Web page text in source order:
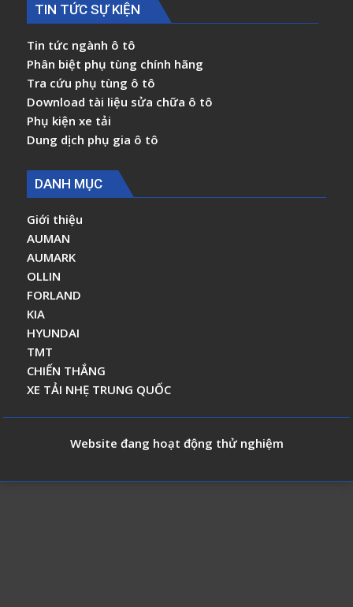
TIN TỨC SỰ KIỆN
Tin tức ngành ô tô
Phân biệt phụ tùng chính hãng
Tra cứu phụ tùng ô tô
Download tài liệu sửa chữa ô tô
Phụ kiện xe tải
Dung dịch phụ gia ô tô
DANH MỤC
Giới thiệu
AUMAN
AUMARK
OLLIN
FORLAND
KIA
HYUNDAI
TMT
CHIẾN THẮNG
XE TẢI NHẸ TRUNG QUỐC
Website đang hoạt động thử nghiệm